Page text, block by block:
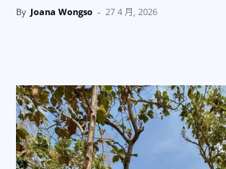
By Joana Wongso - 27 4 月, 2026